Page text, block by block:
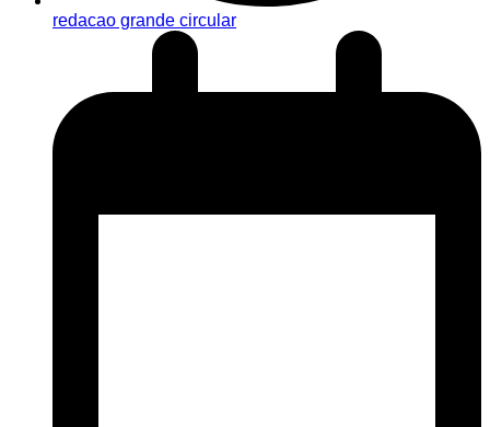
redacao grande circular